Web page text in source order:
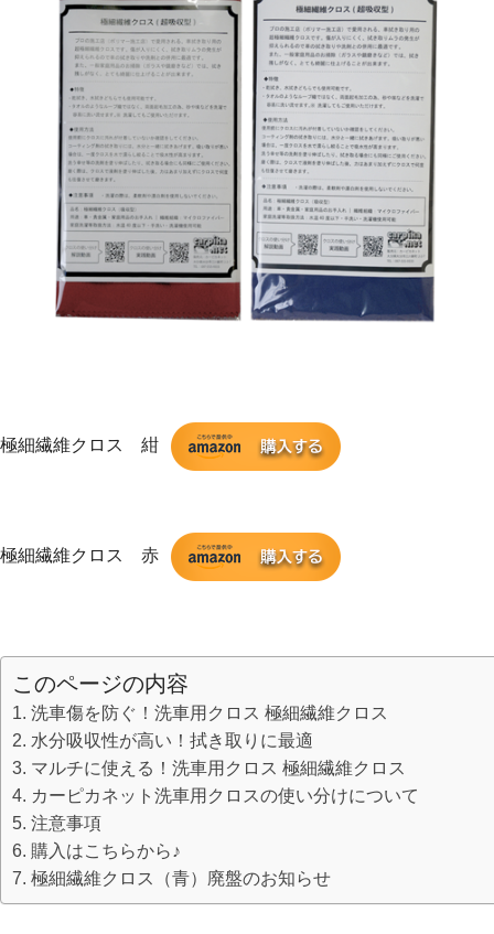
極細繊維クロス 紺
極細繊維クロス 赤
このページの内容
洗車傷を防ぐ！洗車用クロス 極細繊維クロス
水分吸収性が高い！拭き取りに最適
マルチに使える！洗車用クロス 極細繊維クロス
カーピカネット洗車用クロスの使い分けについて
注意事項
購入はこちらから♪
極細繊維クロス（青）廃盤のお知らせ